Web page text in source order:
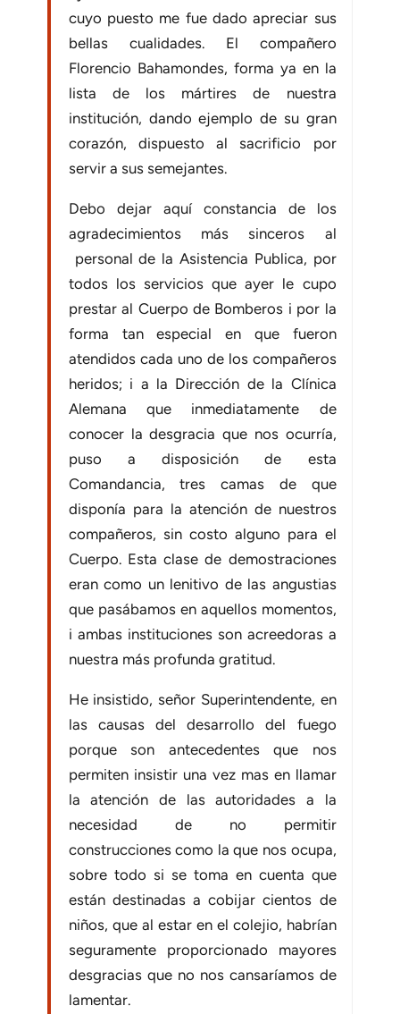
cuyo puesto me fue dado apreciar sus
bellas cualidades. El compañero
Florencio Bahamondes, forma ya en la
lista de los mártires de nuestra
institución, dando ejemplo de su gran
corazón, dispuesto al sacrificio por
servir a sus semejantes.
Debo dejar aquí constancia de los
agradecimientos más sinceros al
personal de la Asistencia Publica, por
todos los servicios que ayer le cupo
prestar al Cuerpo de Bomberos i por la
forma tan especial en que fueron
atendidos cada uno de los compañeros
heridos; i a la Dirección de la Clínica
Alemana que inmediatamente de
conocer la desgracia que nos ocurría,
puso a disposición de esta
Comandancia, tres camas de que
disponía para la atención de nuestros
compañeros, sin costo alguno para el
Cuerpo. Esta clase de demostraciones
eran como un lenitivo de las angustias
que pasábamos en aquellos momentos,
i ambas instituciones son acreedoras a
nuestra más profunda gratitud.
He insistido, señor Superintendente, en
las causas del desarrollo del fuego
porque son antecedentes que nos
permiten insistir una vez mas en llamar
la atención de las autoridades a la
necesidad de no permitir
construcciones como la que nos ocupa,
sobre todo si se toma en cuenta que
están destinadas a cobijar cientos de
niños, que al estar en el colejio, habrían
seguramente proporcionado mayores
desgracias que no nos cansaríamos de
lamentar.